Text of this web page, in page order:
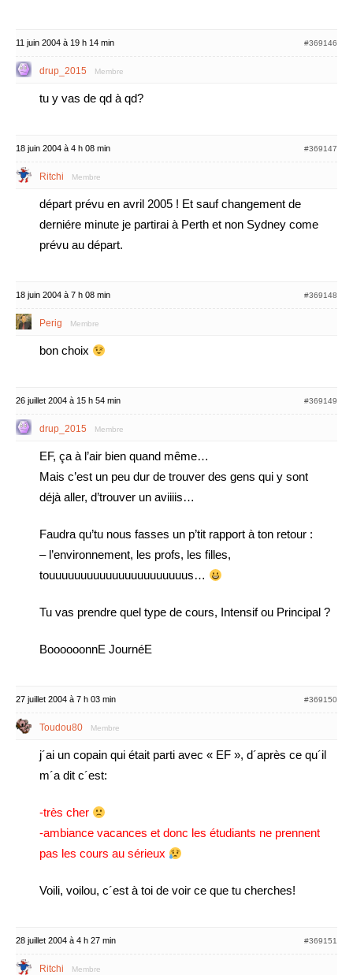
11 juin 2004 à 19 h 14 min #369146
drup_2015 Membre
tu y vas de qd à qd?
18 juin 2004 à 4 h 08 min #369147
Ritchi Membre
départ prévu en avril 2005 ! Et sauf changement de
derniére minute je partirai à Perth et non Sydney come
prévu au départ.
18 juin 2004 à 7 h 08 min #369148
Perig Membre
bon choix
26 juillet 2004 à 15 h 54 min #369149
drup_2015 Membre
EF, ça à l’air bien quand même…
Mais c’est un peu dur de trouver des gens qui y sont
déjà aller, d’trouver un aviiiis…
Faudra qu’tu nous fasses un p’tit rapport à ton retour :
– l’environnement, les profs, les filles,
touuuuuuuuuuuuuuuuuuuuuus…
Tu vas prendre quel type de cours, Intensif ou Principal ?
BoooooonnE JournéE
27 juillet 2004 à 7 h 03 min #369150
Toudou80 Membre
j´ai un copain qui était parti avec « EF », d´après ce qu´il
m´a dit c´est:
-très cher
-ambiance vacances et donc les étudiants ne prennent
pas les cours au sérieux
Voili, voilou, c´est à toi de voir ce que tu cherches!
28 juillet 2004 à 4 h 27 min #369151
Ritchi Membre